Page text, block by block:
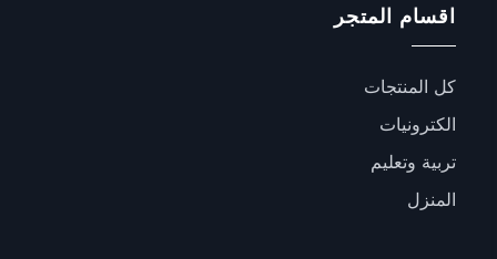
اقسام المتجر
كل المنتجات
الكترونيات
تربية وتعليم
المنزل